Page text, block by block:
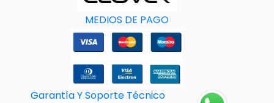
MEDIOS DE PAGO
Garantía Y Soporte Técnico